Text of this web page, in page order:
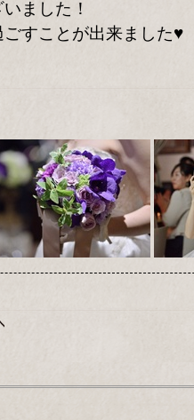
ました！
すことが出来ました♥